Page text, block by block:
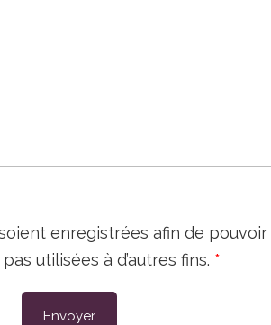
enregistrées afin de pouvoir
utilisées à d’autres fins.
Envoyer